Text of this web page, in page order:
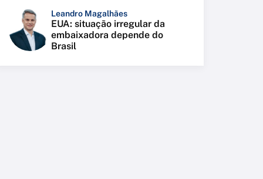
Leandro Magalhães
EUA: situação irregular da
embaixadora depende do
Brasil